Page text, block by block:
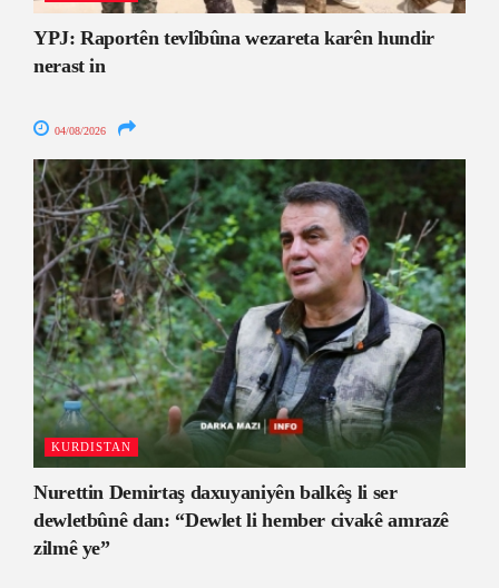
YPJ: Raportên tevlîbûna wezareta karên hundir
nerast in
04/08/2026
KURDISTAN
Nurettin Demirtaş daxuyaniyên balkêş li ser
dewletbûnê dan: “Dewlet li hember civakê amrazê
zilmê ye”